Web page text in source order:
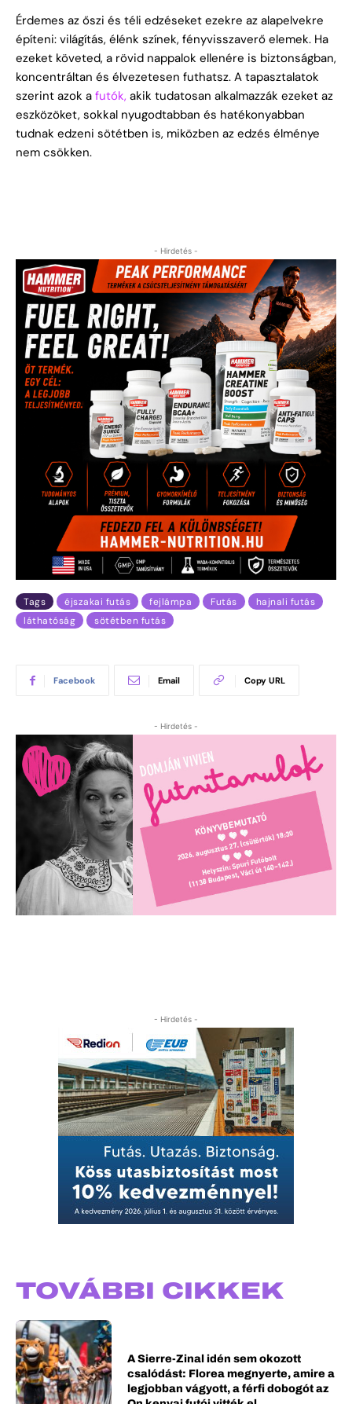
Érdemes az őszi és téli edzéseket ezekre az alapelvekre
építeni: világítás, élénk színek, fényvisszaverő elemek. Ha
ezeket követed, a rövid nappalok ellenére is biztonságban,
koncentráltan és élvezetesen futhatsz. A tapasztalatok
szerint azok a futók, akik tudatosan alkalmazzák ezeket az
eszközöket, sokkal nyugodtabban és hatékonyabban
tudnak edzeni sötétben is, miközben az edzés élménye
nem csökken.
- Hirdetés -
Tags éjszakai futás fejlámpa Futás
hajnali futás
láthatóság
sötétben futás
Facebook Email Copy URL
- Hirdetés -
- Hirdetés -
TOVÁBBI CIKKEK
A Sierre-Zinal idén sem okozott
csalódást: Florea megnyerte, amire a
legjobban vágyott, a férfi dobogót az